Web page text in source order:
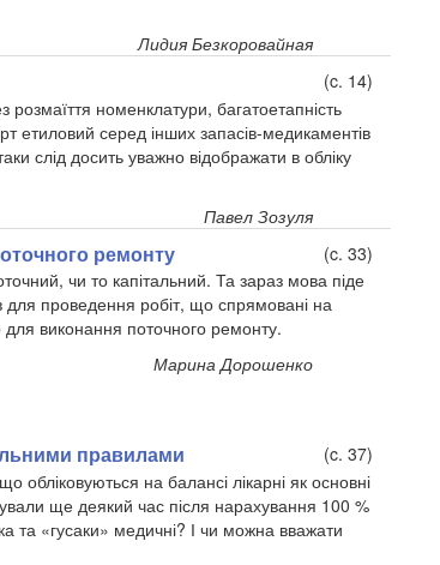
Лидия Безкоровайная
(c. 14)
розмаїття номенклатури, багатоетапність
етиловий серед інших запасів-медикаментів
слід досить уважно відображати в обліку
Павел Зозуля
ремонту
(c. 33)
чи то капітальний. Та зараз мова піде
для проведення робіт, що спрямовані на
для виконання поточного ремонту.
Марина Дорошенко
правилами
(c. 37)
обліковуються на балансі лікарні як основні
ще деякий час після нарахування 100 %
та «гусаки» медичні? І чи можна вважати